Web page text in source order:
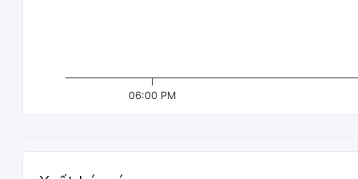
06:00 PM